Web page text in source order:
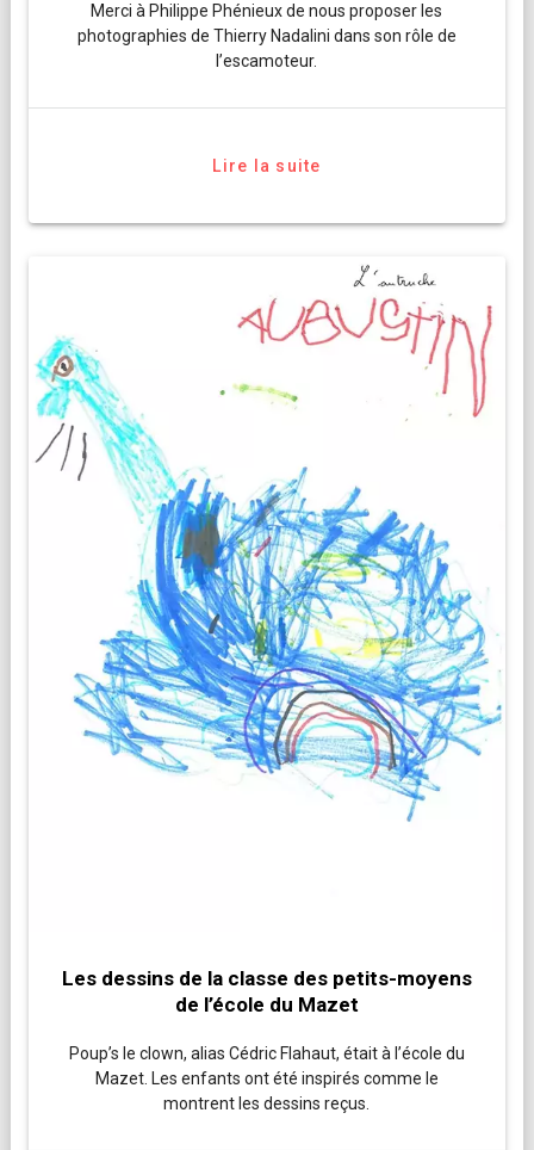
Merci à Philippe Phénieux de nous proposer les
photographies de Thierry Nadalini dans son rôle de
l’escamoteur.
Lire la suite
Les dessins de la classe des petits-moyens
de l’école du Mazet
Poup’s le clown, alias Cédric Flahaut, était à l’école du
Mazet. Les enfants ont été inspirés comme le
montrent les dessins reçus.